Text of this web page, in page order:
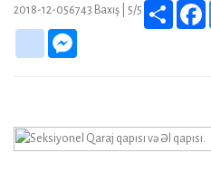
2018-12-056743 Baxış | 5/5 Share
google_bookmarks